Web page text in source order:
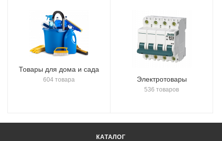
Товары для дома и сада
604 товара Электротовары
536 товаров
КАТАЛОГ